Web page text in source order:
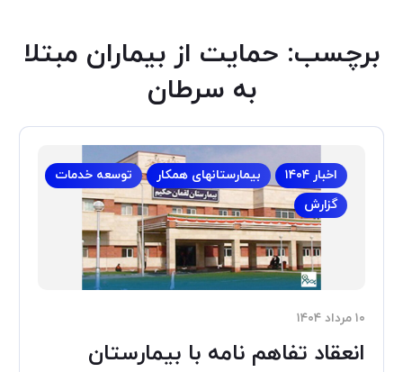
برچسب: حمایت از بیماران مبتلا
به سرطان
اخبار ۱۴۰۴ بیمارستانهای همکار
توسعه خدمات
گزارش
۱۰ مرداد ۱۴۰۴
انعقاد تفاهم نامه با بیمارستان